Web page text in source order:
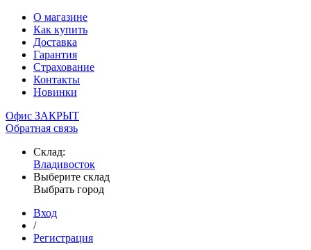
О магазине
Как купить
Доставка
Гарантия
Страхование
Контакты
Новинки
Офис ЗАКРЫТ
Обратная связь
Склад:
Владивосток
Выберите склад
Выбрать город
Вход
/
Регистрация